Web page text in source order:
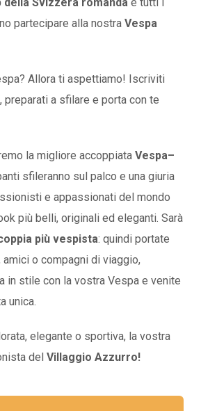
partecipare alla nostra Vespa
Allora ti aspettiamo! Iscriviti
, preparati a sfilare e porta con te
la migliore accoppiata Vespa–
sfileranno sul palco e una giuria
e appassionati del mondo
più belli, originali ed eleganti. Sarà
più vespista: quindi portate
o compagni di viaggio,
in stile con la vostra Vespa e venite
unica.
elegante o sportiva, la vostra
del Villaggio Azzurro!